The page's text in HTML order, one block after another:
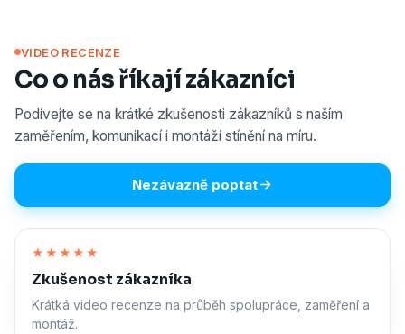
VIDEO RECENZE
Co o nás říkají zákazníci
Podívejte se na krátké zkušenosti zákazníků s naším
zaměřením, komunikací i montáží stínění na míru.
Nezávazně poptat
★★★★★
Zkušenost zákazníka
Krátká video recenze na průběh spolupráce, zaměření a
montáž.